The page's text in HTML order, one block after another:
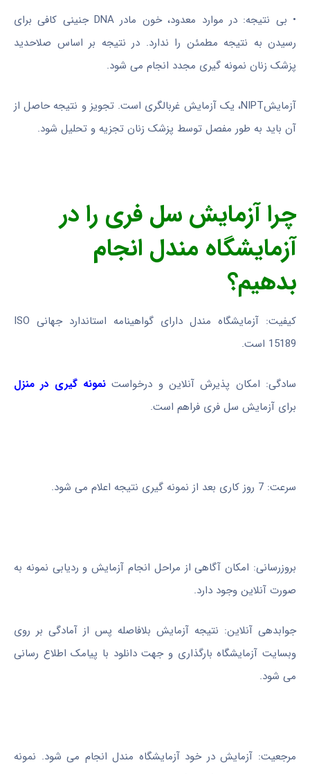
• بی نتیجه: در موارد معدود، خون مادر DNA جنینی کافی برای
رسیدن به نتیجه مطمئن را ندارد. در نتیجه بر اساس صلاحدید
پزشک زنان نمونه گیری مجدد انجام می شود.
آزمایشNIPT، یک آزمایش غربالگری است. تجویز و نتیجه حاصل از
آن باید به طور مفصل توسط پزشک زنان تجزیه و تحلیل شود.
چرا آزمایش سل فری را در
آزمایشگاه مندل انجام
بدهیم؟
کیفیت: آزمایشگاه مندل دارای گواهینامه استاندارد جهانی ISO
15189 است.
سادگی: امکان پذیرش آنلاین و درخواستنمونه گیری در منزل
برای آزمایش سل فری فراهم است.
سرعت: 7 روز کاری بعد از نمونه گیری نتیجه اعلام می شود.
بروزرسانی: امکان آگاهی از مراحل انجام آزمایش و ردیابی نمونه به
صورت آنلاین وجود دارد.
جوابدهی آنلاین: نتیجه آزمایش بلافاصله پس از آمادگی بر روی
وبسایت آزمایشگاه بارگذاری و جهت دانلود با پیامک اطلاع رسانی
می شود.
مرجعیت: آزمایش در خود آزمایشگاه مندل انجام می شود. نمونه